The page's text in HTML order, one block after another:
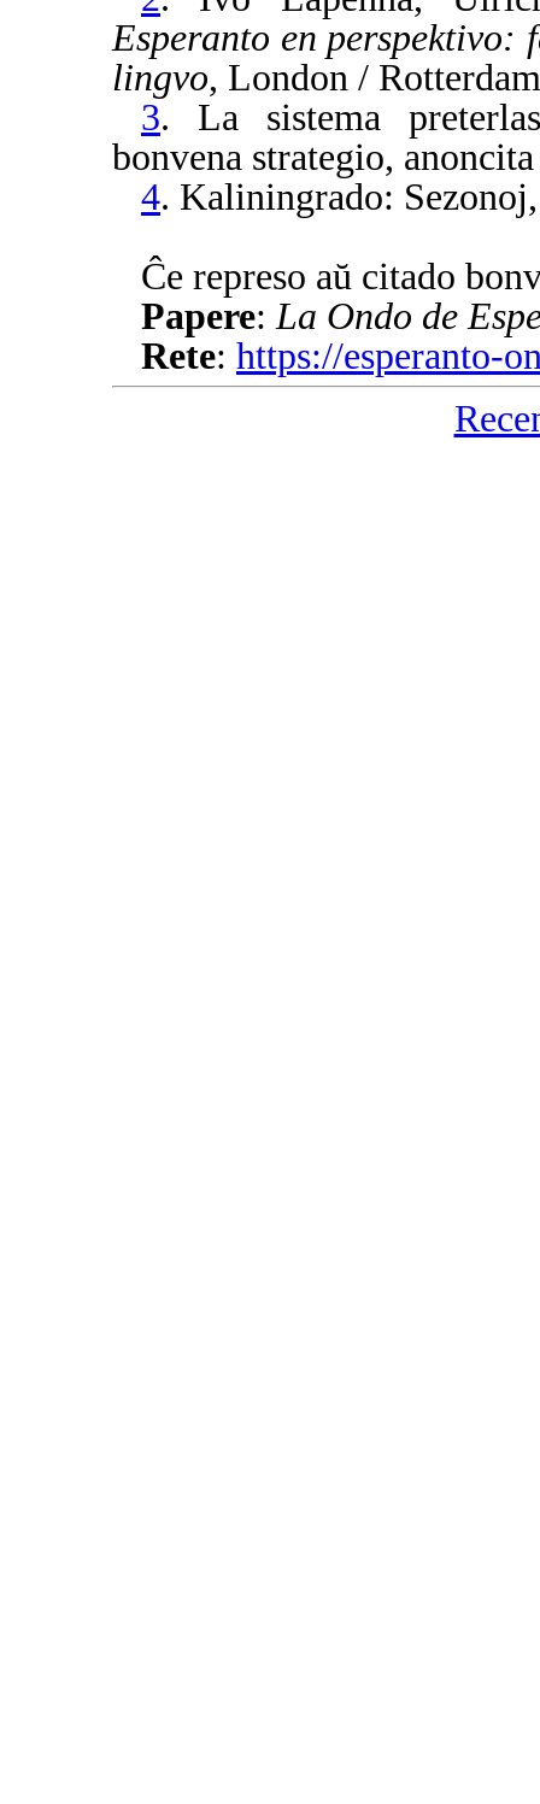
Esperanto en
lingvo, London /
3. La sistema
bonvena strategio,
4. Kaliningrado:
Ĉe represo aŭ citado
Papere:La Ondo de
Rete: https://esperanto-